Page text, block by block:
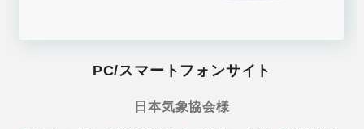
PC/スマートフォンサイト
日本気象協会様